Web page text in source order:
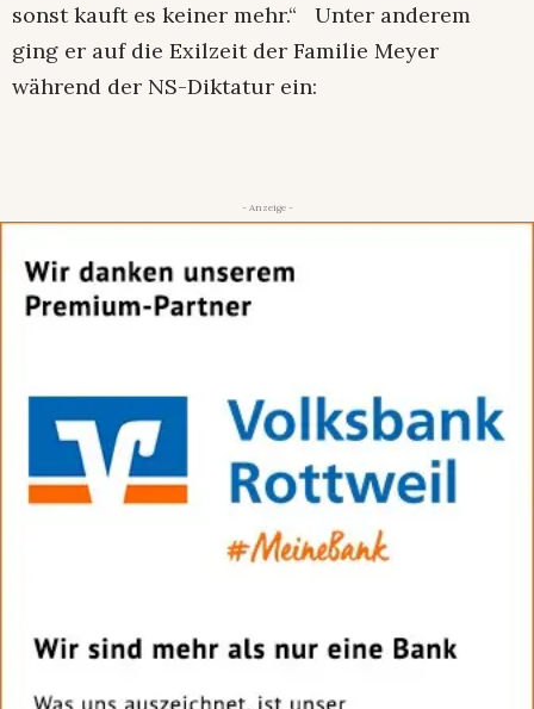
sonst kauft es keiner mehr.“ Unter anderem
ging er auf die Exilzeit der Familie Meyer
während der NS-Diktatur ein:
- Anzeige -